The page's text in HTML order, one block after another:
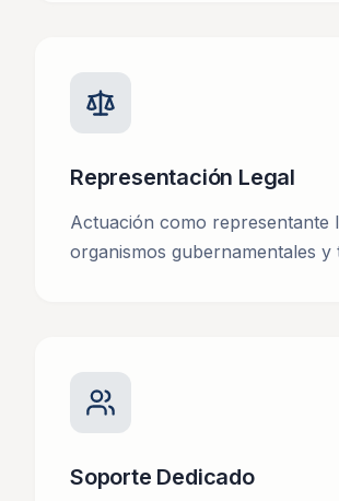
Representación Legal
Actuación como representante
organismos gubernamentales y
Soporte Dedicado